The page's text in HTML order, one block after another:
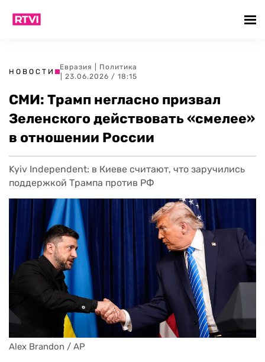
НОВОСТИ
Евразия
Политика
| 23.06.2026 / 18:15
СМИ: Трамп негласно призвал
Зеленского действовать «смелее»
в отношении России
Kyiv Independent: в Киеве считают, что заручились
поддержкой Трампа против РФ
Alex Brandon / AP